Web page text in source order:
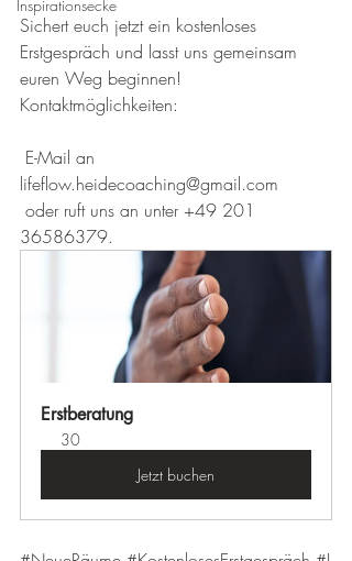
Inspirationsecke
Sichert euch jetzt ein kostenloses
Erstgespräch und lasst uns gemeinsam
euren Weg beginnen!
Kontaktmöglichkeiten:
E-Mail an
lifeflow.heidecoaching@gmail.com
oder ruft uns an unter +49 201
36586379.
Erstberatung
30
Jetzt buchen